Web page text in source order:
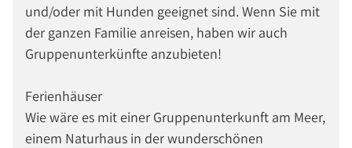
und/oder mit Hunden geeignet sind. Wenn Sie mit
der ganzen Familie anreisen, haben wir auch
Gruppenunterkünfte anzubieten!
Ferienhäuser
Wie wäre es mit einer Gruppenunterkunft am Meer,
einem Naturhaus in der wunderschönen